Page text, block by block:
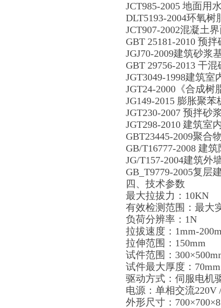
JCT985-2005 地面用
DLT5193-2004环氧
JCT907-2002混凝土
GBT 25181-2010 预拌
JGJ70-2009建筑砂浆
GBT 29756-2013 干
JGT3049-1998建筑室
JGT24-2000《合成
JG149-2015 膨胀聚
JGT230-2007 预拌砂
JGT298-2010 建筑室
GBT23445-2009聚合
GB/T16777-2008 建
JG/T157-2004建筑外
GB_T9779-2005复层
四、技术参数
最大拉拔力：10KN
有效检测范围：最大
负荷分辨率：1N
拉拔速度：1mm-
拉伸范围：150mm
试件范围：
试件最大厚度：70mm
驱动方式：伺服电机
电源：单相交流220V
外形尺寸：